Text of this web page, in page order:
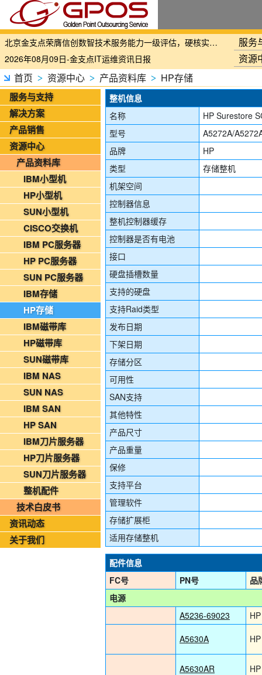
国家铁路局关于印发《“十四五”铁路科技创新规划》的通知
北京金支点荣膺信创数智技术服务能力一级评估，硬核实力护航产业数字化转型
2026年08月09日-金支点IT运维资讯日报
2026年08月09日-金支点烟草IT运维资讯日报
2026年08月09日-金支点铁路智慧运维资讯日报
2026年08月08日-金支点IT运维资讯日报
2026年08月08日-金支点铁路智慧运维资讯日报
2026年08月08日-金支点烟草IT运维资讯日报
2026年08月07日-IT运维资讯日报
2026年08月07日-铁路智慧运维资讯日报
2026年08月07日-烟草IT运维资讯日报
2026年08月06日-IT运维资讯日报
2026年08月06日-铁路智慧运维资讯日报
2026年08月06日-烟草IT运维资讯日报
2026年08月05日-金支点IT运维资讯日报
2026年08月05日-金支点铁路智慧运维资讯日报
国家铁路局关于印发《“十四五”铁路科技创新规划》的通知
2026年08月09日-金支点IT运维资讯日报
2026年08月09日-金支点烟草IT运维资讯日报
2026年08月09日-金支点铁路智慧运维资讯日报
2026年08月08日-金支点IT运维资讯日报
2026年08月08日-金支点铁路智慧运维资讯日报
2026年08月08日-金支点烟草IT运维资讯日报
2026年08月07日-IT运维资讯日报
2026年08月07日-铁路智慧运维资讯日报
2026年08月07日-烟草IT运维资讯日报
2026年08月06日-IT运维资讯日报
2026年08月06日-铁路智慧运维资讯日报
2026年08月06日-烟草IT运维资讯日报
2026年08月05日-金支点IT运维资讯日报
2026年08月05日-金支点铁路智慧运维资讯日报
服务
资源
首页 > 资源中心 > 产品资料库 > HP存储
服务与支持
解决方案
产品销售
资源中心
产品资料库
IBM小型机
HP小型机
SUN小型机
CISCO交换机
IBM PC服务器
HP PC服务器
SUN PC服务器
IBM存储
HP存储
IBM磁带库
HP磁带库
SUN磁带库
IBM NAS
SUN NAS
IBM SAN
HP SAN
IBM刀片服务器
HP刀片服务器
SUN刀片服务器
整机配件
技术白皮书
资讯动态
关于我们
整机信息
名称
HP Surestore
型号
A5272A/
品牌
HP
类型
存储整机
机架空间
控制器信息
整机控制器缓存
控制器是否有电池
接口
硬盘插槽数量
支持的硬盘
支持Raid类型
发布日期
下架日期
存储分区
可用性
SAN支持
其他特性
产品尺寸
产品重量
保修
支持平台
管理软件
存储扩展柜
适用存储整机
配件信息
FC号
PN号
品
电源
A5236-69023
HP
A5630A
HP
A5630AR HP